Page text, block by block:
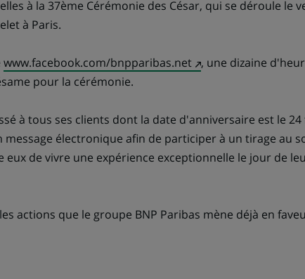
lien
un
nouvel
à la 37ème Cérémonie des César, qui se déroule le
à Paris.
www.facebook.com/bnpparibas.net (Ce
dans
un
nouvel
, une dizaine
pour la cérémonie.
à tous ses clients dont la date d'anniversaire est le 24
message électronique afin de participer à un tirage au
de vivre une expérience exceptionnelle le jour de
actions que le groupe BNP Paribas mène déjà en